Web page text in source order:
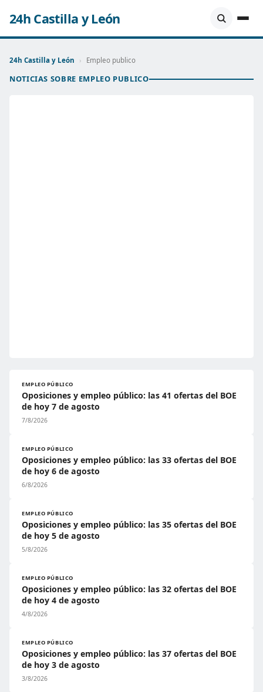
24h Castilla y León
24h Castilla y León › Empleo publico
NOTICIAS SOBRE EMPLEO PUBLICO
EMPLEO PÚBLICO
Oposiciones y empleo público: las 41 ofertas del BOE
de hoy 7 de agosto
7/8/2026
EMPLEO PÚBLICO
Oposiciones y empleo público: las 33 ofertas del BOE
de hoy 6 de agosto
6/8/2026
EMPLEO PÚBLICO
Oposiciones y empleo público: las 35 ofertas del BOE
de hoy 5 de agosto
5/8/2026
EMPLEO PÚBLICO
Oposiciones y empleo público: las 32 ofertas del BOE
de hoy 4 de agosto
4/8/2026
EMPLEO PÚBLICO
Oposiciones y empleo público: las 37 ofertas del BOE
de hoy 3 de agosto
3/8/2026